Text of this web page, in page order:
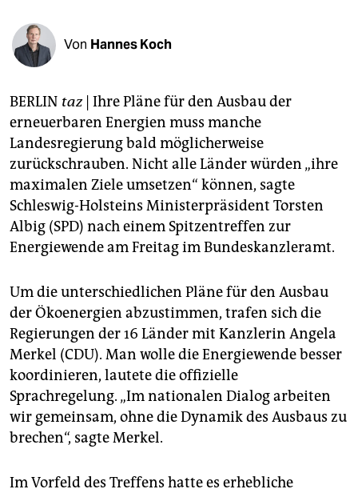
shop
fragen & hilfe
unterstützen
abo
genossenschaft
epaper login
Von Hannes Koch
BERLIN taz| Ihre Pläne für den Ausbau der
erneuerbaren Energien muss manche
Landesregierung bald möglicherweise
zurückschrauben. Nicht alle Länder würden „ihre
maximalen Ziele umsetzen“ können, sagte
Schleswig-Holsteins Ministerpräsident Torsten
Albig (SPD) nach einem Spitzentreffen zur
Energiewende am Freitag im Bundeskanzleramt.
Um die unterschiedlichen Pläne für den Ausbau
der Ökoenergien abzustimmen, trafen sich die
Regierungen der 16 Länder mit Kanzlerin Angela
Merkel (CDU). Man wolle die Energiewende besser
koordinieren, lautete die offizielle
Sprachregelung. „Im nationalen Dialog arbeiten
wir gemeinsam, ohne die Dynamik des Ausbaus zu
brechen“, sagte Merkel.
Im Vorfeld des Treffens hatte es erhebliche